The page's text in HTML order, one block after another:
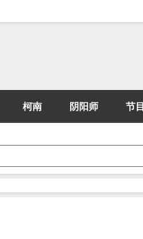
柯南 阴阳师 节